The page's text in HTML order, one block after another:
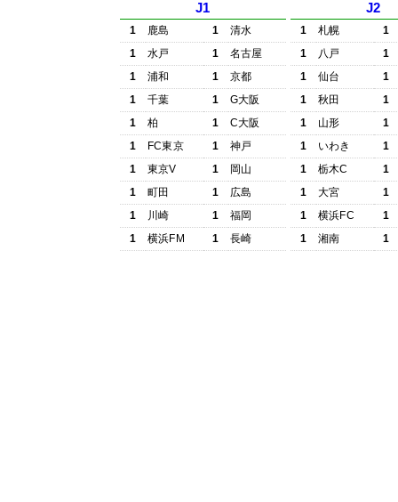
J1
1 鹿島 1
清水
1
水戸 1
名古屋
1
浦和 1
京都
1
千葉 1
G大阪
1
柏 1
C大阪
1
FC東京 1
神戸
1
東京V 1
岡山
1
町田 1
広島
1
川崎 1
福岡
1
横浜FM 1 長崎
J2
1 札幌
1
1
八戸
1
1
仙台
1
1
秋田
1
1
山形
1
1
いわき
1
1
栃木C
1
1
大宮
1
1
横浜FC
1
1
湘南 1